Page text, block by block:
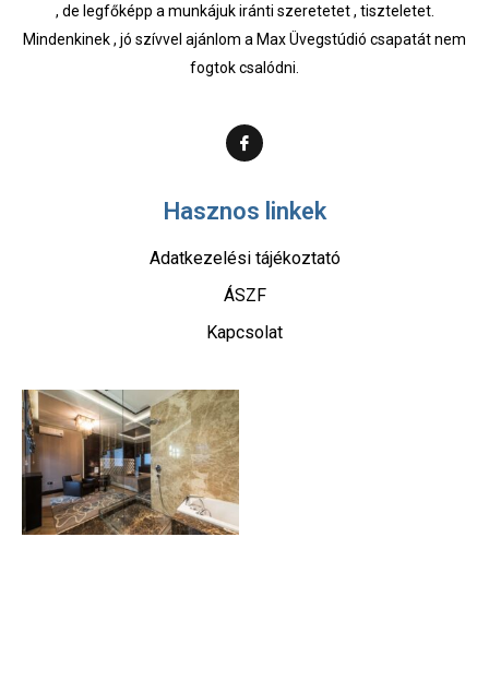
, de legfőképp a munkájuk iránti szeretetet , tiszteletet.
Mindenkinek , jó szívvel ajánlom a Max Üvegstúdió csapatát nem
fogtok csalódni.
Hasznos linkek
Adatkezelési tájékoztató
ÁSZF
Kapcsolat